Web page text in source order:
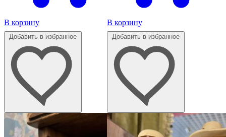
В корзину В корзину
Добавить в избранное Добавить в избранное